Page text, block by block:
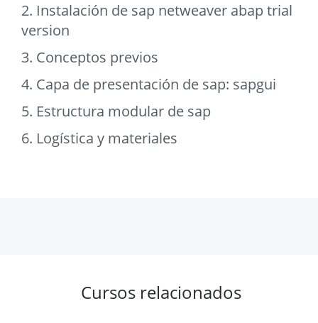
2. Instalación de sap netweaver abap trial
version
3. Conceptos previos
4. Capa de presentación de sap: sapgui
5. Estructura modular de sap
6. Logística y materiales
Cursos relacionados